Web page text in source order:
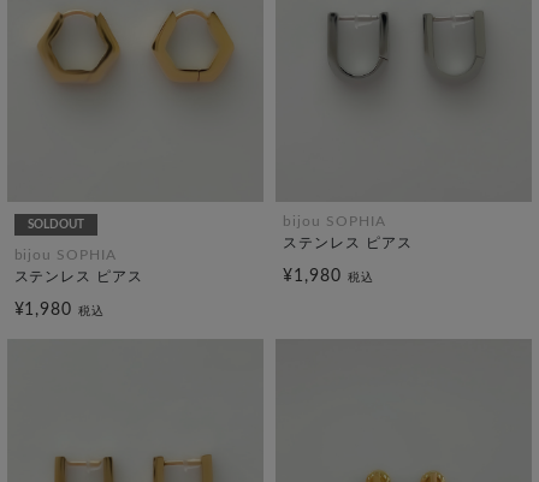
SOLDOUT
bijou SOPHIA
ステンレス ピアス
¥1,980税込
bijou SOPHIA
ステンレス ピアス
¥1,980 税込